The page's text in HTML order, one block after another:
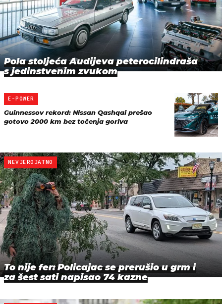
Pola stoljeća Audijeva peterocilindraša
s jedinstvenim zvukom
E-POWER
Guinnessov rekord: Nissan Qashqai prešao
gotovo 2000 km bez točenja goriva
NEVJEROJATNO
To nije fer: Policajac se prerušio u grm i
za šest sati napisao 74 kazne